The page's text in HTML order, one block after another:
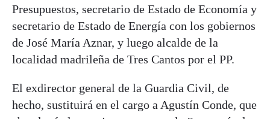
Presupuestos, secretario de Estado de Economía y
secretario de Estado de Energía con los gobiernos
de José María Aznar, y luego alcalde de la
localidad madrileña de Tres Cantos por el PP.
El exdirector general de la Guardia Civil, de
hecho, sustituirá en el cargo a Agustín Conde, que